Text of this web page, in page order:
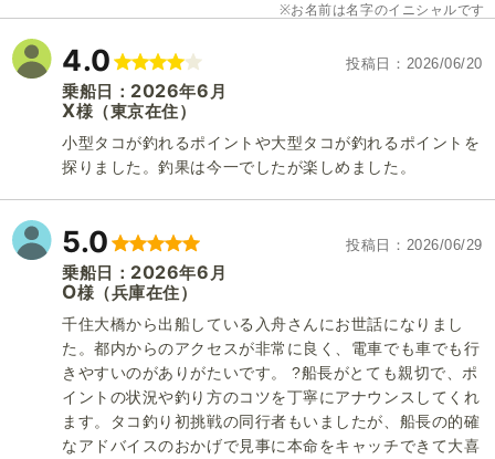
お名前は名字のイニシャルです
4.0 投稿日 2026/06/20
乗船日： 2026年6 月
X様 （東京在住）
小型タコが釣れるポイントや大型タコが釣れるポイントを
探りました。釣果は今一でしたが楽しめました。
5.0 投稿日 2026/06/29
乗船日： 2026年6 月
O様 （兵庫在住）
千住大橋から出船している入舟さんにお世話になりまし
た。都内からのアクセスが非常に良く、電車でも車でも行
きやすいのがありがたいです。 ?船長がとても親切で、ポ
イントの状況や釣り方のコツを丁寧にアナウンスしてくれ
ます。タコ釣り初挑戦の同行者もいましたが、船長の的確
なアドバイスのおかげで見事に本命をキャッチできて大喜